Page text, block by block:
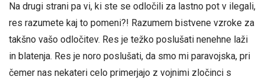
Na drugi strani pa vi, ki ste se odločili za lastno pot v ilegali,
res razumete kaj to pomeni?! Razumem bistvene vzroke za
takšno vašo odločitev. Res je težko poslušati nenehne laži
in blatenja. Res je noro poslušati, da smo mi paravojska, pri
čemer nas nekateri celo primerjajo z vojnimi zločinci s